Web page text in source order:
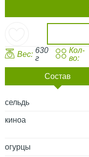
Вес: 630
г
Кол-
во:
Состав
сельдь
киноа
огурцы